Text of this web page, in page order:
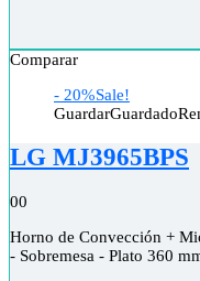
Comparar
- 20%Sale!
GuardarGuardado
LG MJ3965BPS
00
Horno de Convección +
- Sobremesa - Plato 360